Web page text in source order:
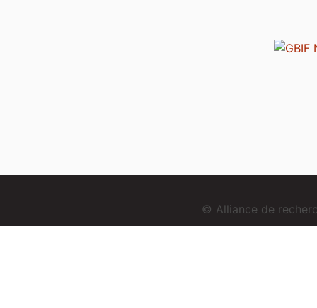
© Alliance de